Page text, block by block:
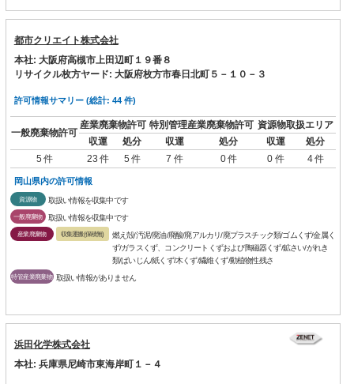
都市クリエイト株式会社
本社: 大阪府高槻市上田辺町１９番８
リサイクル枚方ヤード: 大阪府枚方市春日北町５－１０－３
許可情報サマリー (総計: 44 件)
一般廃棄物許可
産業廃棄物許可 特別管理産業廃棄物許可 資源物取扱エリア
収運
処分 収運 処分 収運
処分
5 件
23 件 5 件 7 件 0 件 0 件 4 件
岡山県内の許可情報
資源物 取扱い情報を収集中です
一般廃棄物 取扱い情報を収集中です
産業廃棄物 収集運搬(保積無)
燃え殻/汚泥/廃油/廃酸/廃アルカリ/廃プラスチック類/ゴムくず/金属く
ず/ガラスくず、コンクリートくずおよび陶磁器くず/鉱さい/がれき
類/ばいじん/紙くず/木くず/繊維くず/動植物性残さ
特管産業廃棄物 取扱い情報がありません
浜田化学株式会社
本社: 兵庫県尼崎市東海岸町１－４